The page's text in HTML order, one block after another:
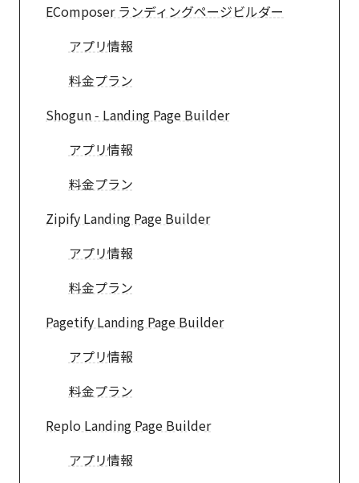
EComposer ランディングページビルダー
アプリ情報
料金プラン
Shogun ‑ Landing Page Builder
アプリ情報
料金プラン
Zipify Landing Page Builder
アプリ情報
料金プラン
Pagetify Landing Page Builder
アプリ情報
料金プラン
Replo Landing Page Builder
アプリ情報